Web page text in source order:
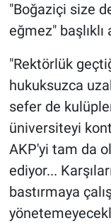
"Boğaziçi size
eğmez"
"Rektörlük
hukuksuzca
sefer de
üniversiteyi
AKP'yi tam da
ediyor...
bastırmaya